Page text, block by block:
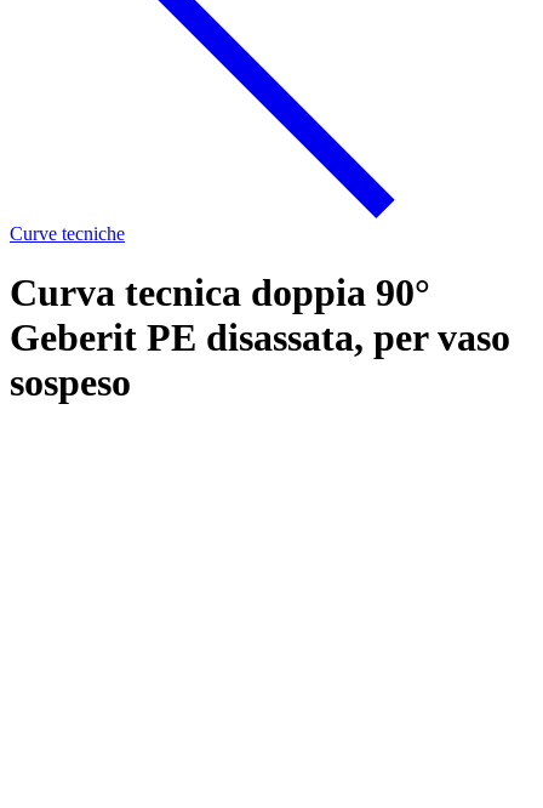
Curve tecniche
Curva tecnica doppia 90°
Geberit PE disassata, per vaso
sospeso